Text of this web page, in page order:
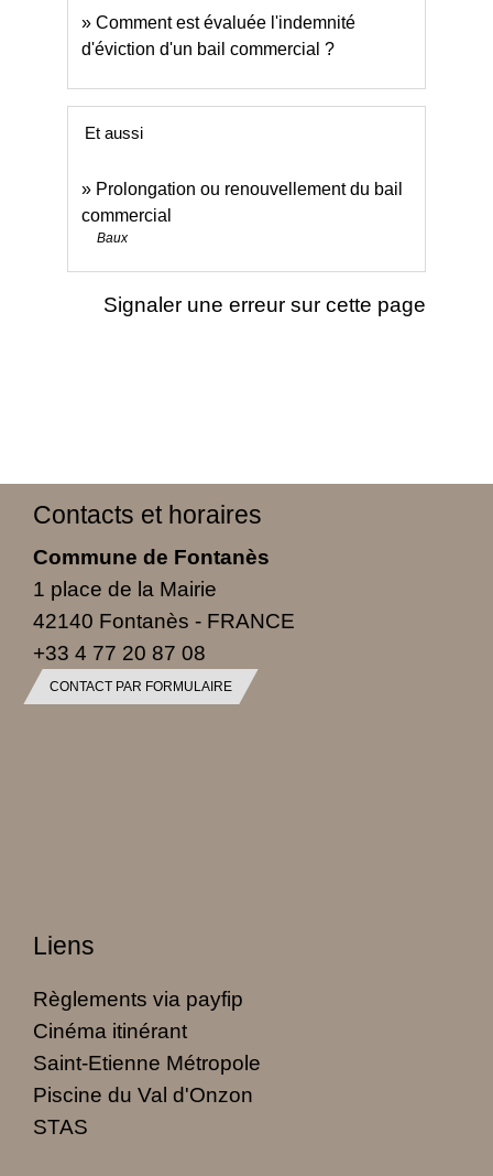
Comment est évaluée l'indemnité
d'éviction d'un bail commercial ?
Et aussi
Prolongation ou renouvellement du bail
commercial
Baux
Signaler une erreur sur cette page
Contacts et horaires
Commune de Fontanès
1 place de la Mairie
42140 Fontanès - FRANCE
+33 4 77 20 87 08
CONTACT PAR FORMULAIRE
Liens
Règlements via payfip
Cinéma itinérant
Saint-Etienne Métropole
Piscine du Val d'Onzon
STAS